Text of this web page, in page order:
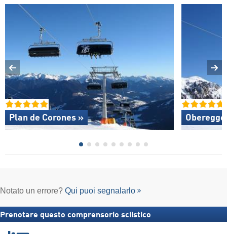
Plan de Corones »
Notato un errore? Qui puoi segnalarlo
Prenotare questo comprensorio sciistico